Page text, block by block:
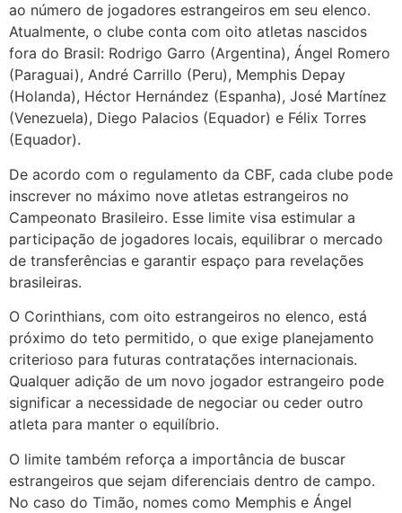
ao número de jogadores estrangeiros em seu elenco.
Atualmente, o clube conta com oito atletas nascidos
fora do Brasil: Rodrigo Garro (Argentina), Ángel Romero
(Paraguai), André Carrillo (Peru), Memphis Depay
(Holanda), Héctor Hernández (Espanha), José Martínez
(Venezuela), Diego Palacios (Equador) e Félix Torres
(Equador).
De acordo com o regulamento da CBF, cada clube pode
inscrever no máximo nove atletas estrangeiros no
Campeonato Brasileiro. Esse limite visa estimular a
participação de jogadores locais, equilibrar o mercado
de transferências e garantir espaço para revelações
brasileiras.
O Corinthians, com oito estrangeiros no elenco, está
próximo do teto permitido, o que exige planejamento
criterioso para futuras contratações internacionais.
Qualquer adição de um novo jogador estrangeiro pode
significar a necessidade de negociar ou ceder outro
atleta para manter o equilíbrio.
O limite também reforça a importância de buscar
estrangeiros que sejam diferenciais dentro de campo.
No caso do Timão, nomes como Memphis e Ángel